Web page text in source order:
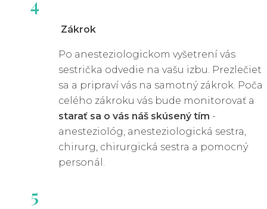
4
Zákrok
Po anesteziologickom vyšetrení vás
sestrička odvedie na vašu izbu. Prezlečiete
sa a pripraví vás na samotný zákrok. Počas
celého zákroku vás bude monitorovať a
starať sa o vás náš skúsený tím -
anesteziológ, anesteziologická sestra,
chirurg, chirurgická sestra a pomocný
personál.
5